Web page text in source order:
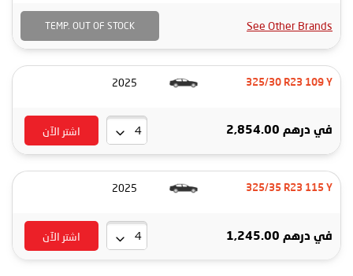
See Other Brands
TEMP. OUT OF STOCK
325/30 R23 109 Y
2025
في درهم 2,854.00 اشتر الآن
325/35 R23 115 Y
2025
في درهم 1,245.00 اشتر الآن